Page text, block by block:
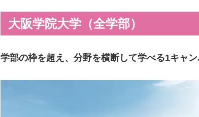
大阪学院大学（全学部）
学部の枠を超え、分野を横断して学べる1キャ